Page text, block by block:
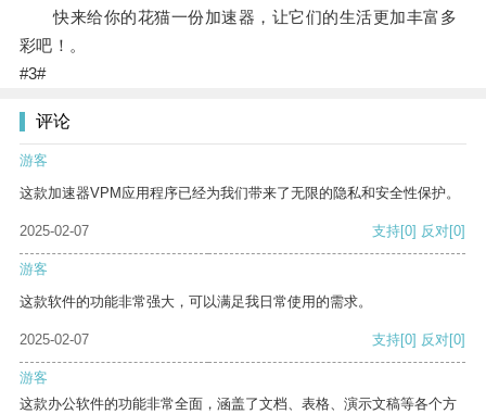
快来给你的花猫一份加速器，让它们的生活更加丰富多
彩吧！。
#3#
评论
游客
这款加速器VPM应用程序已经为我们带来了无限的隐私和安全性保护。
2025-02-07 支持[0] 反对[0]
游客
这款软件的功能非常强大，可以满足我日常使用的需求。
2025-02-07 支持[0] 反对[0]
游客
这款办公软件的功能非常全面，涵盖了文档、表格、演示文稿等各个方